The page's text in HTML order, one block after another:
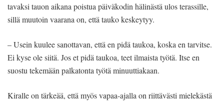
tavaksi tauon aikana poistua päiväkodin hälinästä ulos terassille,
sillä muutoin vaarana on, että tauko keskeytyy.
– Usein kuulee sanottavan, että en pidä taukoa, koska en tarvitse.
Ei kyse ole siitä. Jos et pidä taukoa, teet ilmaista työtä. Itse en
suostu tekemään palkatonta työtä minuuttiakaan.
Kiralle on tärkeää, että myös vapaa-ajalla on riittävästi mielekästä